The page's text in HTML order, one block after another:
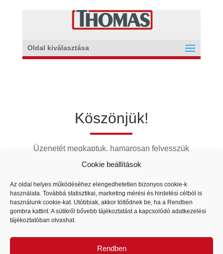
Cookie beállítások
Az oldal helyes működéséhez elengedhetetlen bizonyos cookie-k
használata. Továbbá statisztikai, marketing mérési és hirdetési célból is
használunk cookie-kat. Utóbbiak, akkor töltődnek be, ha a Rendben
gombra kattint. A sütikről bővebb tájékoztatást a kapcsolódó adatkezelési
tájékoztatóban olvashat.
Rendben
Oldal kiválasztása
Köszönjük!
Üzenetét megkaptuk, hamarosan felvesszük
Önnel a kapcsolatot.